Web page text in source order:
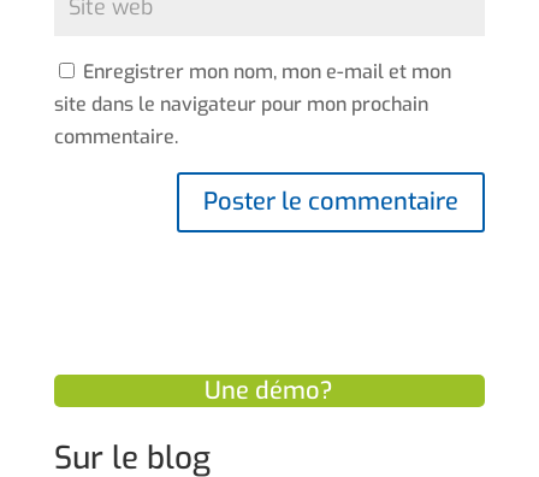
Enregistrer mon nom, mon e-mail et mon
site dans le navigateur pour mon prochain
commentaire.
Une démo?
Sur le blog